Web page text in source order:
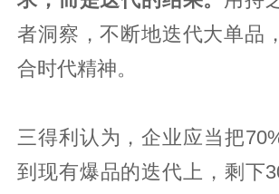
者洞察，不断地迭代大单品
合时代精神。
三得利认为，企业应当把
到现有爆品的迭代上，剩下